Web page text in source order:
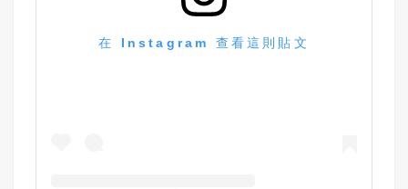
在 Instagram 查看這則貼文